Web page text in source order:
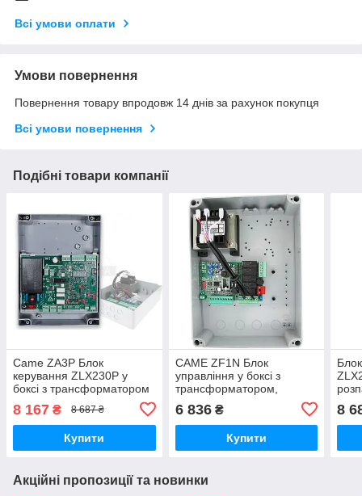
Всі умови оплати
Умови повернення
Повернення товару впродовж 14 днів за рахунок покупця
Всі умови повернення
Подібні товари компанії
Came ZA3P Блок
керування ZLX230P у
боксі з трансформатором
контролер для розпашних
воріт
8 167 ₴ 8 687 ₴
Купити
CAME ZF1N Блок
управління у боксі з
трансформатором,
контролер для розпашних
воріт
6 836₴
Купити
8
Акційні пропозиції та новинки